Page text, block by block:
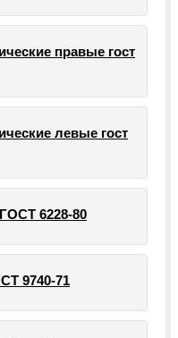
правые гост
левые гост
6228-80
9740-71